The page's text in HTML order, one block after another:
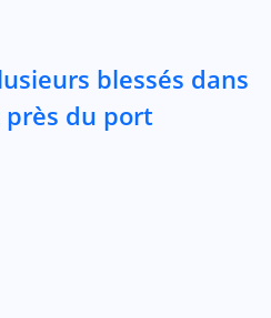
blessés dans
du port